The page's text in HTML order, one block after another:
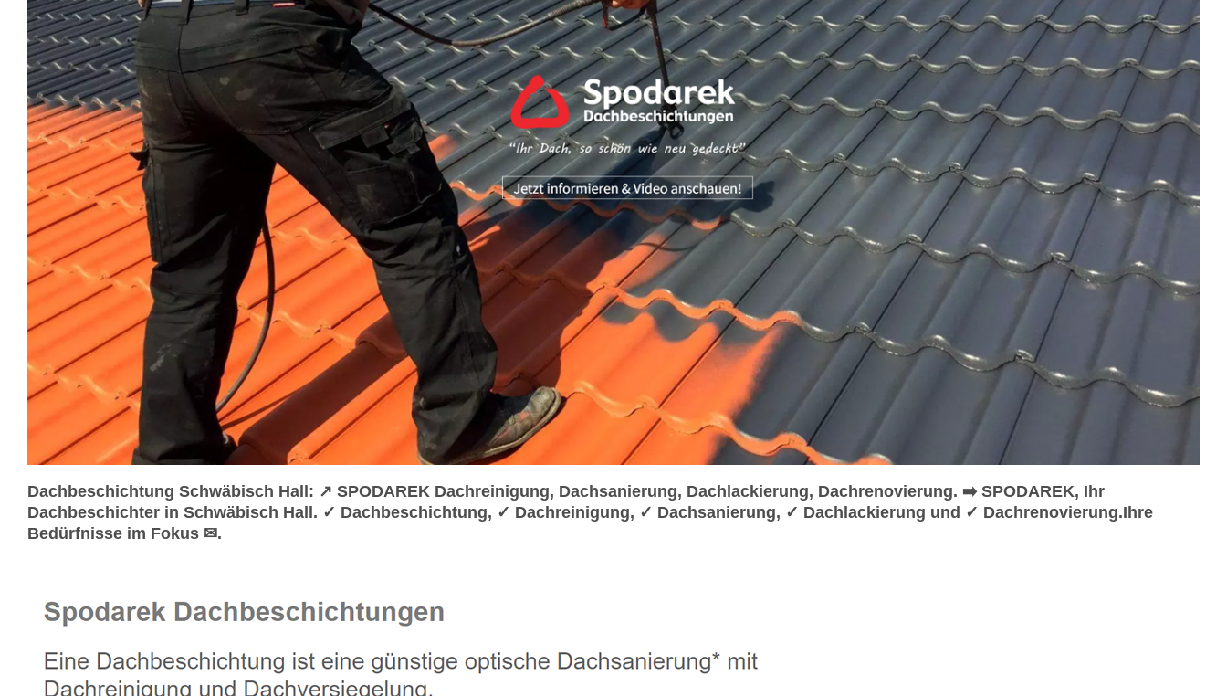
Dachbeschichtung Schwäbisch Hall: ↗️ SPODAREK Dachreinigung, Dachsanierung, Dachlackierung, Dachrenovierung. ➡️ SPODAREK, Ihr
Dachbeschichter in Schwäbisch Hall. ✓ Dachbeschichtung, ✓ Dachreinigung, ✓ Dachsanierung, ✓ Dachlackierung und ✓ Dachrenovierung.Ihre
Bedürfnisse im Fokus ✉.